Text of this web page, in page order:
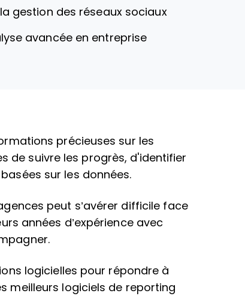
gestion des réseaux sociaux
avancée en entreprise
précieuses sur les
de suivre les progrès, d'identifier
sur les données.
peut s’avérer difficile face
années d’expérience avec
logicielles pour répondre à
meilleurs logiciels de reporting